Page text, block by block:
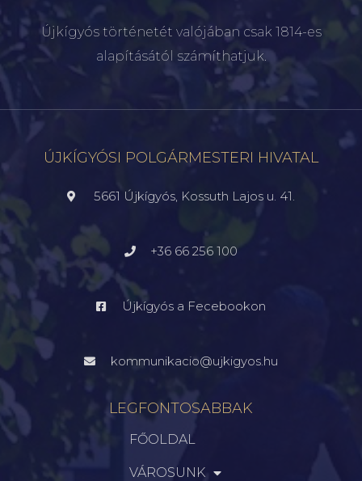
Újkígyós történetét valójában csak 1814-es
alapításától számíthatjuk.
ÚJKÍGYÓSI POLGÁRMESTERI HIVATAL
5661 Újkígyós, Kossuth Lajos u. 41.
+36 66 256 100
Újkígyós a Fecebookon
kommunikacio@ujkigyos.hu
LEGFONTOSABBAK
FŐOLDAL
VÁROSUNK